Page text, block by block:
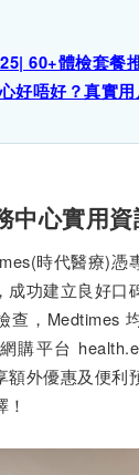
60+體檢套餐
好唔好？真實
中心實用
時代醫療)憑
功建立良好口
查，Medtimes
購平台
額外優惠及便利